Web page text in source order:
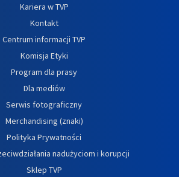
Kariera w TVP
Kontakt
Centrum informacji TVP
Komisja Etyki
Program dla prasy
Dla mediów
Serwis fotograficzny
Merchandising (znaki)
Polityka Prywatności
nadużyciom i korupcji
Sklep TVP